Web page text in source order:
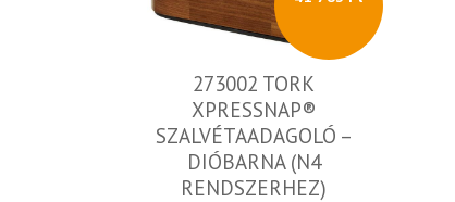
273002 TORK
XPRESSNAP®
SZALVÉTAADAGOLÓ –
DIÓBARNA (N4
RENDSZERHEZ)